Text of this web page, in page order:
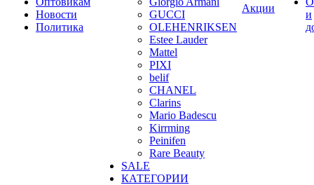
Новости
Политика
GUCCI
OLEHENRIKSEN
Estee Lauder
Mattel
PIXI
belif
CHANEL
Clarins
Mario Badescu
Kirrming
Peinifen
Rare Beauty
SALE
КАТЕГОРИИ
Акции
и